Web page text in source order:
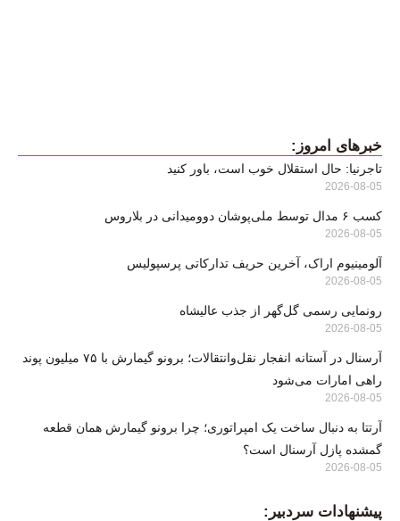
خبرهای امروز:
تاجرنیا: حال استقلال خوب است، باور کنید
2026-08-05
کسب ۶ مدال توسط ملی‌پوشان دوومیدانی در بلاروس
2026-08-05
آلومینیوم اراک، آخرین حریف تدارکاتی پرسپولیس
2026-08-05
رونمایی رسمی گل‌گهر از جذب عالیشاه
2026-08-05
آرسنال در آستانه انفجار نقل‌وانتقالات؛ برونو گیمارش با ۷۵ میلیون پوند
راهی امارات می‌شود
2026-08-05
آرتتا به دنبال ساخت یک امپراتوری؛ چرا برونو گیمارش همان قطعه
گمشده پازل آرسنال است؟
2026-08-05
پیشنهادات سردبیر: